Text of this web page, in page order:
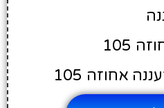
105
אחוזה 105